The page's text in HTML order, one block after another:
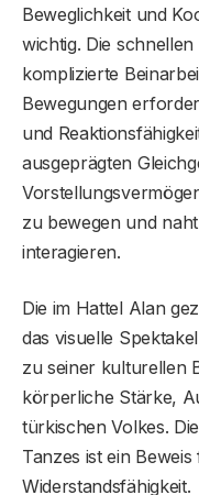
Beweglichkeit und
wichtig. Die
komplizierte
Bewegungen
und
ausgeprägten
zu bewegen und
interagieren.
Die im Hattel Alan
das visuelle
zu seiner kulturellen
körperliche Stärke,
türkischen Volkes.
Tanzes ist ein
Widerstandsfähigkeit.